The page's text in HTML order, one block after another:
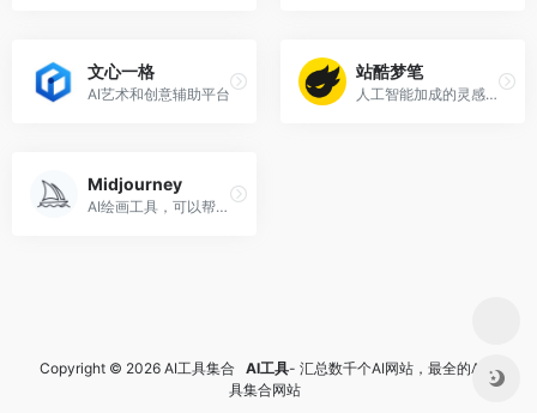
文心一格
AI艺术和创意辅助平台
站酷梦笔
人工智能加成的灵感和创作工具
Midjourney
AI绘画工具，可以帮助用户快速生成具有艺术价值的数字作品
Copyright © 2026 AI工具集合 AI工具- 汇总数千个AI网站，最全的AI工
具集合网站